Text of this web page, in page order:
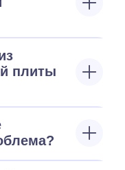
плиты